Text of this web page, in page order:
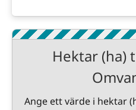
Hektar (ha)
Ange ett värde i hektar